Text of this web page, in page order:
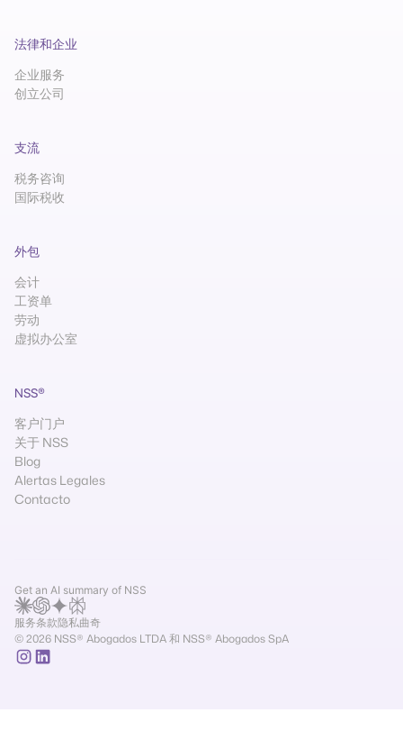
法律和企业
企业服务
创立公司
支流
税务咨询
国际税收
外包
会计
工资单
劳动
虚拟办公室
NSS®
客户门户
关于 NSS
Blog
Alertas Legales
Contacto
Get an AI summary of NSS
服务条款隐私曲奇
© 2026 NSS® Abogados LTDA 和 NSS® Abogados SpA